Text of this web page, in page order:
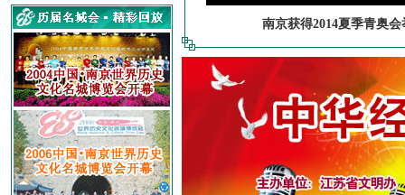
南京获得2014夏季青奥会